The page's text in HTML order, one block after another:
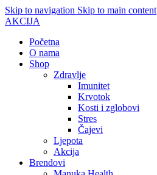
Skip to navigation Skip to main content
AKCIJA
Početna
O nama
Shop
Zdravlje
Imunitet
Krvotok
Kosti i zglobovi
Stres
Čajevi
Ljepota
Akcija
Brendovi